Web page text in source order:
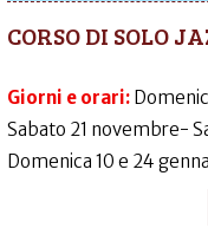
CORSO DI SOLO
Giorni e orari:
Sabato 21 novembre-
Domenica 10 e 24